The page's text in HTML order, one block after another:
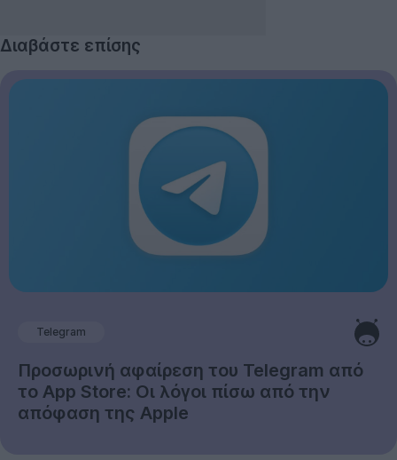
Διαβάστε επίσης
Telegram
Προσωρινή αφαίρεση του Telegram από
το App Store: Οι λόγοι πίσω από την
απόφαση της Apple